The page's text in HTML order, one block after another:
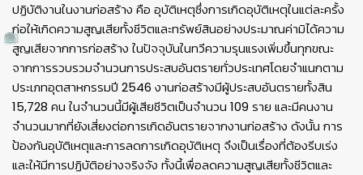
ปฏิบัติงานในงานก่อสร้าง คือ อุบัติเหตุซึ่งการเกิดอุบัติเหตุในแต่ละครั้ง
ก่อให้เกิดความสูญเสียทั้งชีวิตและทรัพย์สินอย่างประมาณค่ามิได้ความ
สูญเสียจากการก่อสร้าง ในปัจจุบันในทวีความรุนแรงเพิ่มขึ้นทุกขณะ
จากการรวบรวมจำนวนการประสบอันตรายทั่วประเทศโดยจำแนกตาม
ประเภทอุตสาหกรรมปี 2546 งานก่อสร้างมีผู้ประสบอันตรายทั้งสิน
15,728 คน ในจำนวนนี้มีผู้เสียชีวิตเป็นจำนวน 109 ราย และมีคนงาน
จำนวนมากที่ยังเสี่ยงต่อการเกิดอันตรายจากงานก่อสร้าง ดังนั้น การ
ป้องกันอุบัติเหตุและการลดการเกิดอุบัติเหตุ จึงเป็นเรื่องที่ต้องรีบเร่ง
และให้มีการปฏิบัติอย่างจริงจัง ทั้งนี้เพื่อลดความสูญเสียทั้งชีวิตและ